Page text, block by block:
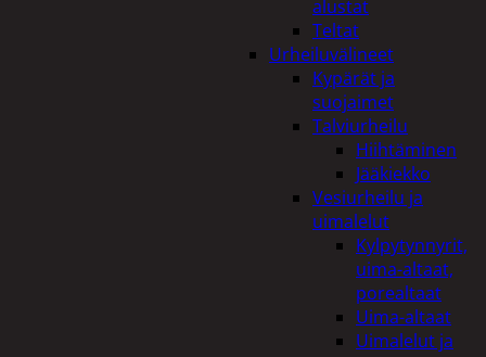
alustat
Teltat
Urheiluvälineet
Kypärät ja
suojaimet
Talviurheilu
Hiihtäminen
Jääkiekko
Vesiurheilu ja
uimalelut
Kylpytynnyrit,
uima-altaat,
porealtaat
Uima-altaat
Uimalelut ja